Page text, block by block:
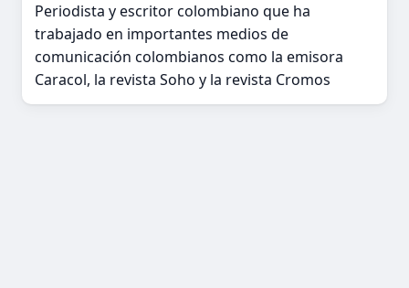
Periodista y escritor colombiano que ha
trabajado en importantes medios de
comunicación colombianos como la emisora
Caracol, la revista Soho y la revista Cromos